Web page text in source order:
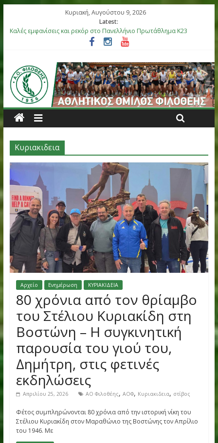
Κυριακή, Αυγούστου 9, 2026
Latest:
Καλές εμφανίσεις και ρεκόρ στο Πανελλήνιο Πρωτάθλημα Κ23
Αργυρό μετάλλιο η Στεφανίδη, καλές εμφανίσεις στο
Επιτυχίες για τους αθλητές μας στο Πανελλήνιο Πρωτάθλημα
στη Θήβα
Μετάλλια για τα παιδιά του ΑΟ Φιλοθέης στη διεθνή
Ελλάς-Κύπρος
Έξι αθλητές του ΑΟ Φιλοθέης στην αποστολή της Εθνικής
Κ18
Κυριακιδεια
ΚΥΡΙΑΚΙΔΕΙΑ
80 χρόνια από τον
του Στέλιου Κυριακίδη στη
Βοστώνη – Η συγκινητική
παρουσία του γιού του,
Δημήτρη, στις φετινές
εκδηλώσεις